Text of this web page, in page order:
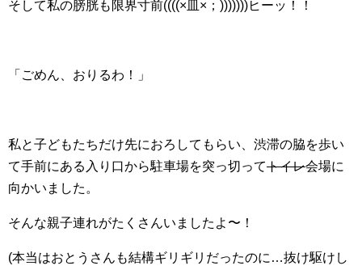
そして私の膀胱も限界寸前((((×皿×；)))))))ヒーッ！！
「ごめん、おりるわ！」
私と子どもたちだけ先におろしてもらい、渋滞の脇を歩い
て手前にある入り口から駐車場を突っ切ってトイレ会場に
向かいました。
そんな親子連れがたくさんいましたよ〜！
(本当はおとうさんも結構ギリギリだったのに…抜け駆けし